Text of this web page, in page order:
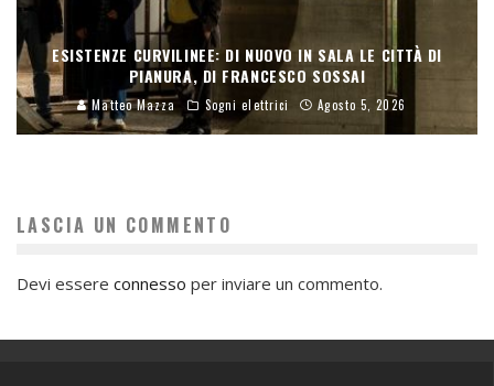
ESISTENZE CURVILINEE: DI NUOVO IN SALA LE CITTÀ DI
PIANURA, DI FRANCESCO SOSSAI
Matteo Mazza Sogni elettrici Agosto 5, 2026
LASCIA UN COMMENTO
Devi essere connesso per inviare un commento.